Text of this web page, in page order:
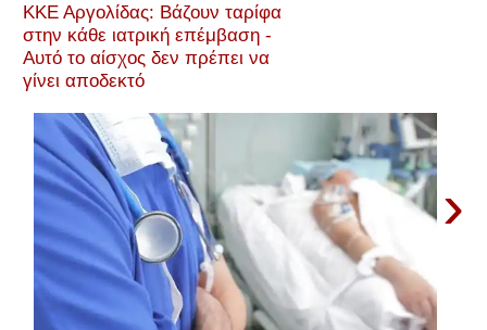
ΚΚΕ Αργολίδας: Bάζουν ταρίφα
στην κάθε ιατρική επέμβαση -
Αυτό το αίσχος δεν πρέπει να
γίνει αποδεκτό
›